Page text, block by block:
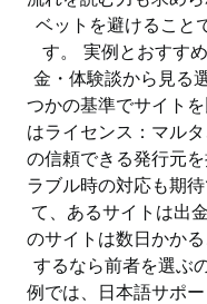
ベットを避けること
す。 実例とおすす
金・体験談から見る
つかの基準でサイト
はライセンス：マル
の信頼できる発行元
ラブル時の対応も期
て、あるサイトは出
のサイトは数日かか
するなら前者を選ぶ
例では、日本語サポ